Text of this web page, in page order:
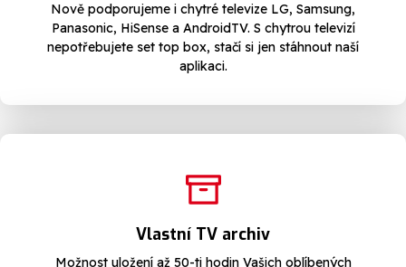
Nově podporujeme i chytré televize LG, Samsung,
Panasonic, HiSense a AndroidTV. S chytrou televizí
nepotřebujete set top box, stačí si jen stáhnout naší
aplikaci.
Vlastní TV archiv
Možnost uložení až 50-ti hodin Vašich oblíbených